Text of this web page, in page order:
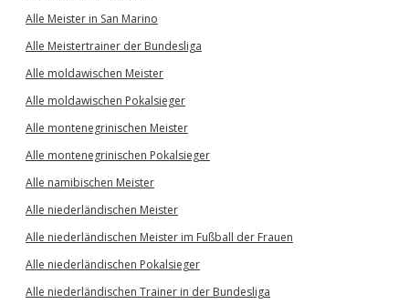
Alle Meister in San Marino
Alle Meistertrainer der Bundesliga
Alle moldawischen Meister
Alle moldawischen Pokalsieger
Alle montenegrinischen Meister
Alle montenegrinischen Pokalsieger
Alle namibischen Meister
Alle niederländischen Meister
Alle niederländischen Meister im Fußball der Frauen
Alle niederländischen Pokalsieger
Alle niederländischen Trainer in der Bundesliga